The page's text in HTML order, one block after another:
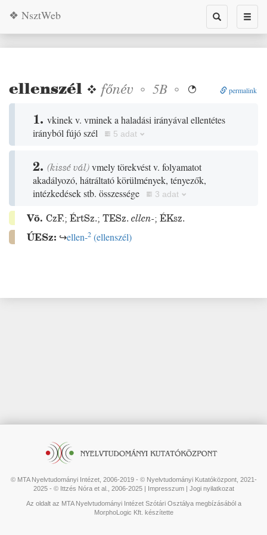
Toggle
search
❖ NsztWeb
ellenszél ❖ főnév ◦ 5B ◦  permalink
1. vkinek v. vminek a haladási irányával ellentétes
irányból fújó szél
5 adat
2. (kissévál)vmely törekvést v. folyamatot
akadályozó, hátráltató körülmények, tényezők,
intézkedések stb. összessége
3 adat
Vö. CzF.; ÉrtSz.; TESz. ellen-; ÉKsz.
ÚESz: ↪ellen-2 (ellenszél)
© MTA Nyelvtudományi Intézet, 2006-2019 - © Nyelvtudományi Kutatóközpont, 2021-
2025 - © Ittzés Nóra et al., 2006-2025 | Impresszum| Jogi nyilatkozat
Az oldalt az MTA Nyelvtudományi Intézet Szótári Osztálya megbízásából a
MorphoLogic Kft. készítette